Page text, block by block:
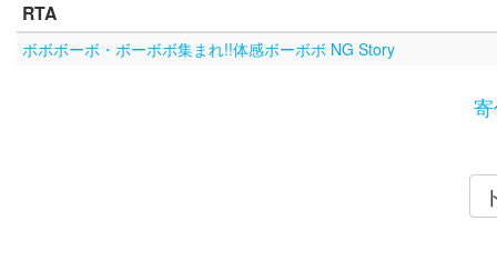
RTA
ボボボーボ・ボーボボ集まれ!!体感ボーボボ NG Story